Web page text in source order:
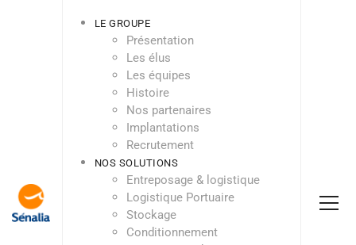
LE GROUPE
Présentation
Les élus
Les équipes
Histoire
Nos partenaires
Implantations
Recrutement
NOS SOLUTIONS
Entreposage & logistique
Logistique Portuaire
Stockage
Conditionnement